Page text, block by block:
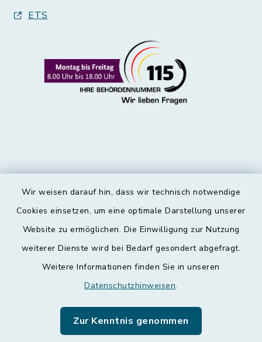
Wir weisen darauf hin, dass wir technisch notwendige
Cookies einsetzen, um eine optimale Darstellung unserer
Website zu ermöglichen. Die Einwilligung zur Nutzung
weiterer Dienste wird bei Bedarf gesondert abgefragt.
Weitere Informationen finden Sie in unseren
Datenschutzhinweisen.
Zur Kenntnis genommen
ETS
Kontakt
Datenschutz
Leichte Sprache